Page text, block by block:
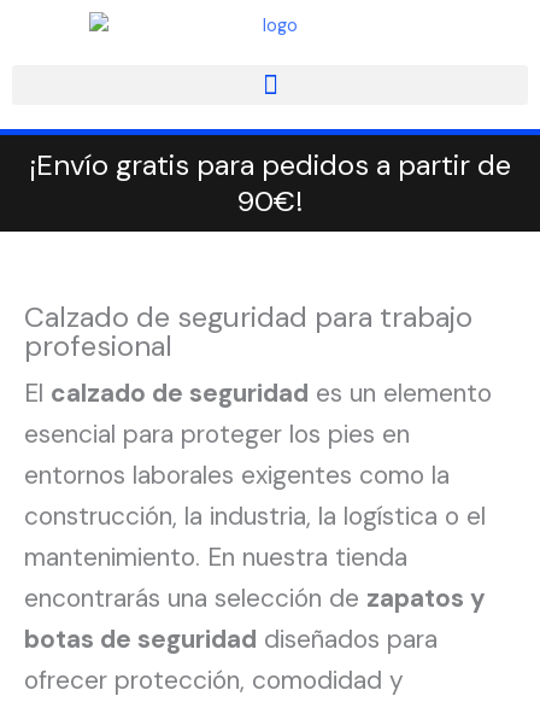
¡Envío gratis para pedidos a partir de
90€!
Calzado de seguridad para trabajo
profesional
El calzado de seguridad es un elemento
esencial para proteger los pies en
entornos laborales exigentes como la
construcción, la industria, la logística o el
mantenimiento. En nuestra tienda
encontrarás una selección de zapatos y
botas de seguridad diseñados para
ofrecer protección, comodidad y
por
popularidad